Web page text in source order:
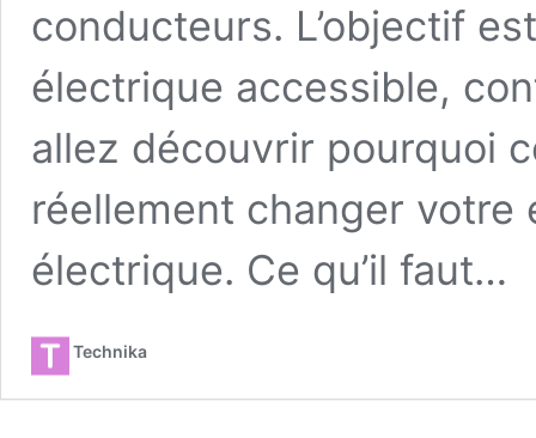
conducteurs. L’objectif
électrique accessible,
allez découvrir pourquoi
réellement changer
électrique. Ce qu’il faut…
Technika